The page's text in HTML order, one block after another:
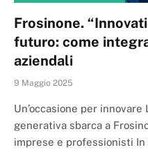
Frosinone.
futuro: come
aziendali
9 Maggio 2025
Un’occasione per
generativa sbarca a
imprese e professionisti In